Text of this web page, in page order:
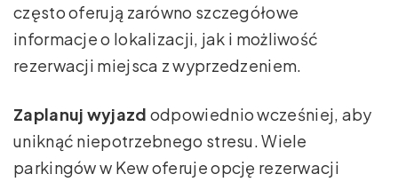
często oferują zarówno szczegółowe
informacje o lokalizacji, jak i możliwość
rezerwacji miejsca z wyprzedzeniem.
Zaplanuj wyjazd odpowiednio wcześniej, aby
uniknąć niepotrzebnego stresu. Wiele
parkingów w Kew oferuje opcję rezerwacji